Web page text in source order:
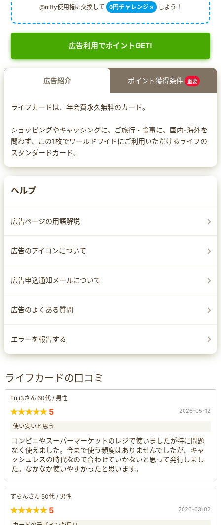
@nifty使用権に交換して 0円チャレンジ » しよう！
広告利用でポイントGET!
広告紹介 ポイント獲得条件 重要
ライフカードは、年会費永久無料のカード。
ショッピングやキャッシングに、ご旅行・食事に、国内･海外を
問わず、この1枚でワールドワイドにご利用いただけるライフの
スタンダードカード。
ヘルプ
広告ページの用語解説
広告のアイコンについて
広告申込通知メールについて
広告のよくある質問
エラーを報告する
ライフカードの口コミ
Fuji3さん 60代 / 男性
5 2026-05-12
使い安いと思う
コンビニやスーパーマーケットのレジで使いましたが特に問題
なく使えました。今まで使う頻度はありませんでしたが、キャ
ッシュレスの時代なので合わせていかないと思って発行しまし
た。なかなか使いやすかったと思います。
すらんさん 50代 / 男性
5 2026-03-02